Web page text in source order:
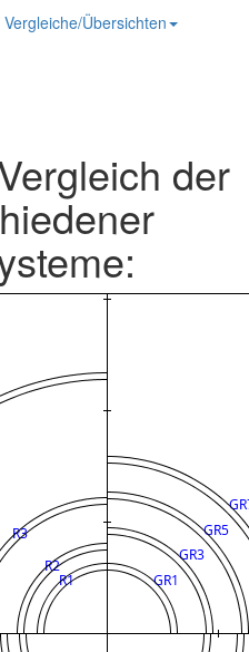
Vergleiche/Übersichten
der